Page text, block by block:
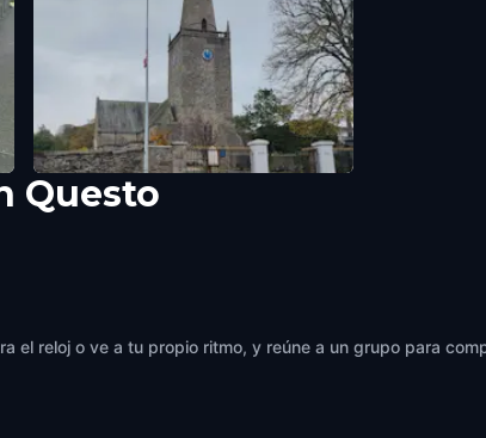
The Graveyard
Questo
el reloj o ve a tu propio ritmo, y reúne a un grupo para